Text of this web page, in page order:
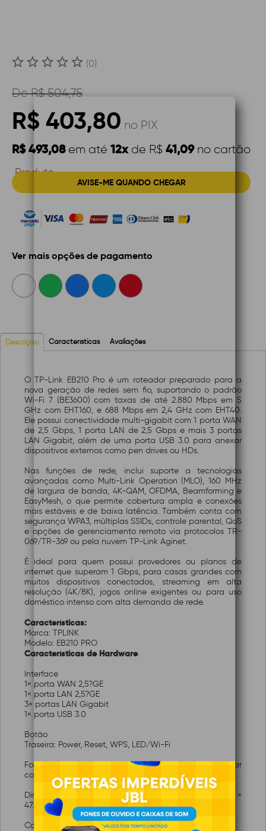
(0)
DeR$ 504,75
R$ 403,80 no PIX
R$ 493,08em até 12xde R$ 41,09no cartão
AVISE-ME QUANDO CHEGAR
Produto
Ver mais opções de pagamento
Descrição Características Avaliações
O TP-Link EB210 Pro é um roteador preparado para a
nova geração de redes sem fio, suportando o padrão
Wi-Fi 7 (BE3600) com taxas de até 2.880 Mbps em 5
GHz com EHT160, e 688 Mbps em 2,4 GHz com EHT40.
Ele possui conectividade multi-gigabit com 1 porta WAN
de 2,5 Gbps, 1 porta LAN de 2,5 Gbps e mais 3 portas
LAN Gigabit, além de uma porta USB 3.0 para anexar
dispositivos externos como pen drives ou HDs.
Nas funções de rede, inclui suporte a tecnologias
avançadas como Multi-Link Operation (MLO), 160 MHz
de largura de banda, 4K-QAM, OFDMA, Beamforming e
EasyMesh, o que permite cobertura ampla e conexões
mais estáveis e de baixa latência. Também conta com
segurança WPA3, múltiplas SSIDs, controle parental, QoS
e opções de gerenciamento remoto via protocolos TR-
069/TR-369 ou pela nuvem TP-Link Aginet.
É ideal para quem possui provedores ou planos de
internet que superam 1 Gbps, para casas grandes com
muitos dispositivos conectados, streaming em alta
resolução (4K/8K), jogos online exigentes ou para uso
doméstico intenso com alta demanda de rede.
Características:
Marca: TPLINK
Modelo: EB210 PRO
Características de Hardware
Interface
1× porta WAN 2,5?GE
1× porta LAN 2,5?GE
3× portas LAN Gigabit
1× porta USB 3.0
Botão
Traseira: Power, Reset, WPS, LED/Wi-Fi
Fonte de Alimentação Externa
12V/2A (pode variar
conforme a versão do produto)
Dimensões (L X C X A)
10.6 × 6.0 × 1.9 in (268.6 × 153 ×
47.6 mm)
Características Wireless